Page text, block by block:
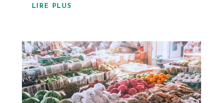
LIRE PLUS